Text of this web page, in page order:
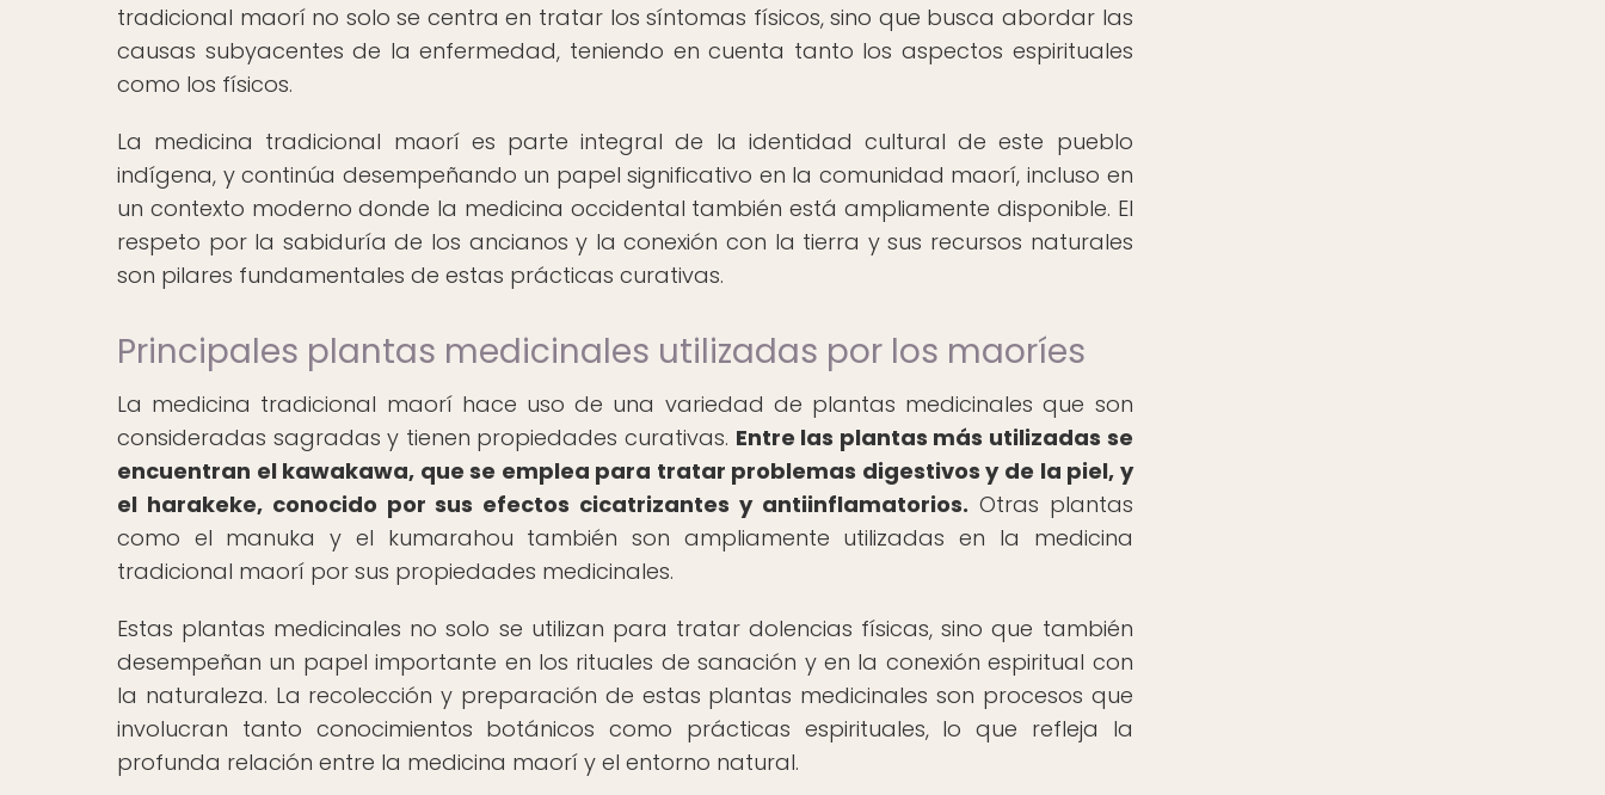
tradicional maorí no solo se centra en tratar los síntomas físicos, sino que busca abordar las
causas subyacentes de la enfermedad, teniendo en cuenta tanto los aspectos espirituales
como los físicos.
La medicina tradicional maorí es parte integral de la identidad cultural de este pueblo
indígena, y continúa desempeñando un papel significativo en la comunidad maorí, incluso en
un contexto moderno donde la medicina occidental también está ampliamente disponible. El
respeto por la sabiduría de los ancianos y la conexión con la tierra y sus recursos naturales
son pilares fundamentales de estas prácticas curativas.
Principales plantas medicinales utilizadas por los maoríes
La medicina tradicional maorí hace uso de una variedad de plantas medicinales que son
consideradas sagradas y tienen propiedades curativas. Entre las plantas más utilizadas se
encuentran el kawakawa, que se emplea para tratar problemas digestivos y de la piel, y
el harakeke, conocido por sus efectos cicatrizantes y antiinflamatorios. Otras plantas
como el manuka y el kumarahou también son ampliamente utilizadas en la medicina
tradicional maorí por sus propiedades medicinales.
Estas plantas medicinales no solo se utilizan para tratar dolencias físicas, sino que también
desempeñan un papel importante en los rituales de sanación y en la conexión espiritual con
la naturaleza. La recolección y preparación de estas plantas medicinales son procesos que
involucran tanto conocimientos botánicos como prácticas espirituales, lo que refleja la
profunda relación entre la medicina maorí y el entorno natural.